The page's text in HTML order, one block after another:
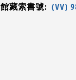
館藏索書號: (VV)